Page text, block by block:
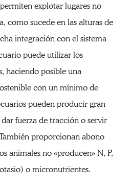
explotar lugares no
como sucede en las alturas de
integración con el sistema
puede utilizar los
haciendo posible una
con un mínimo de
pueden producir gran
fuerza de tracción o servir
proporcionan abono
animales no «producen» N, P,
o micronutrientes.